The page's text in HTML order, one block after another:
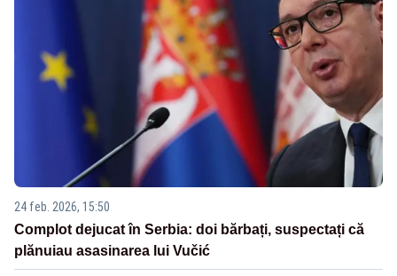
24 feb. 2026, 15:50
Complot dejucat în Serbia: doi bărbați, suspectați că
plănuiau asasinarea lui Vučić